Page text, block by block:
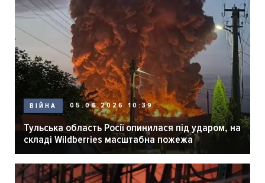
ВІЙНА 05.08.2026 10:39
Тульська область Росії опинилася під ударом, на
складі Wildberries масштабна пожежа